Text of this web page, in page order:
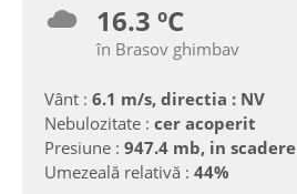
16.3 ºC
în Brasov ghimbav
Vânt : 6.1 m/s, directia : NV
Nebulozitate : cer acoperit
Presiune : 947.4 mb, in scadere
Umezeală relativă : 44%